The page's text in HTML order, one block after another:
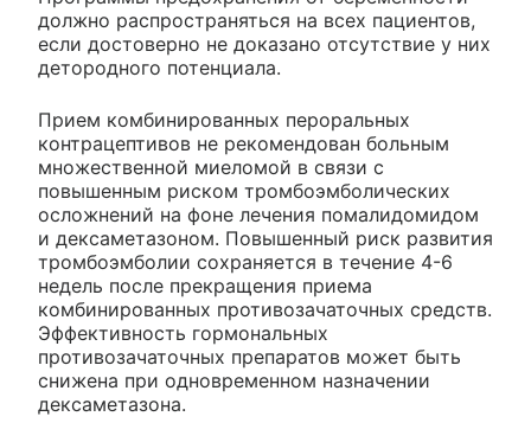
должно распространяться на всех пациентов,
если достоверно не доказано отсутствие у них
детородного потенциала.
Прием комбинированных пероральных
контрацептивов не рекомендован больным
множественной миеломой в связи с
повышенным риском тромбоэмболических
осложнений на фоне лечения помалидомидом
и дексаметазоном. Повышенный риск развития
тромбоэмболии сохраняется в течение 4-6
недель после прекращения приема
комбинированных противозачаточных средств.
Эффективность гормональных
противозачаточных препаратов может быть
снижена при одновременном назначении
дексаметазона.